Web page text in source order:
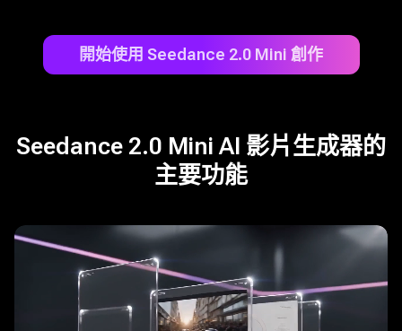
開始使用 Seedance 2.0 Mini 創作
Seedance 2.0 Mini AI 影片生成器的
主要功能